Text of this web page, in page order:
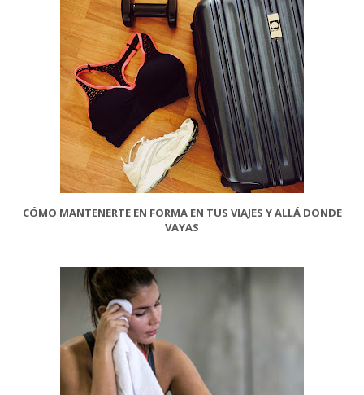
CÓMO MANTENERTE EN FORMA EN TUS VIAJES Y ALLÁ DONDE
VAYAS